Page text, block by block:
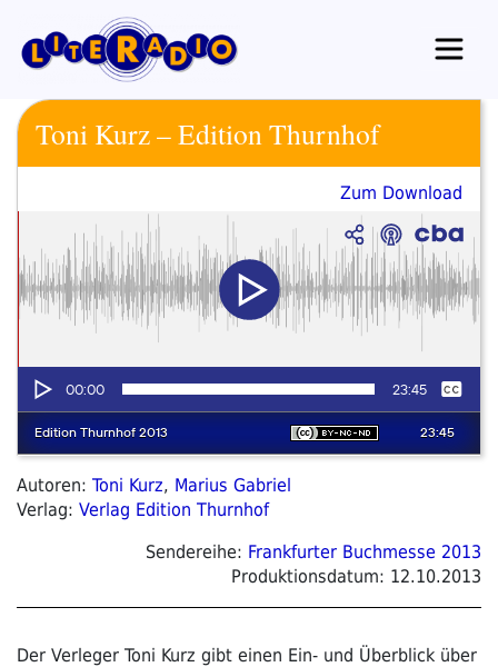
Inhalt
springen
Toni Kurz – Edition Thurnhof
Zum Download
Autoren: Toni Kurz, Marius Gabriel
Verlag: Verlag Edition Thurnhof
Sendereihe: Frankfurter Buchmesse 2013
Produktionsdatum: 12.10.2013
Der Verleger Toni Kurz gibt einen Ein- und Überblick über